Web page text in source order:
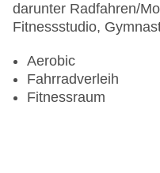
darunter Radfahren/
Fitnessstudio,
Aerobic
Fahrradverleih
Fitnessraum